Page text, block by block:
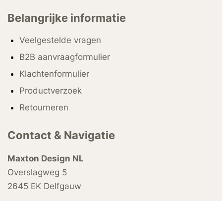
Belangrijke informatie
Veelgestelde vragen
B2B aanvraagformulier
Klachtenformulier
Productverzoek
Retourneren
Contact & Navigatie
Maxton Design NL
Overslagweg 5
2645 EK Delfgauw